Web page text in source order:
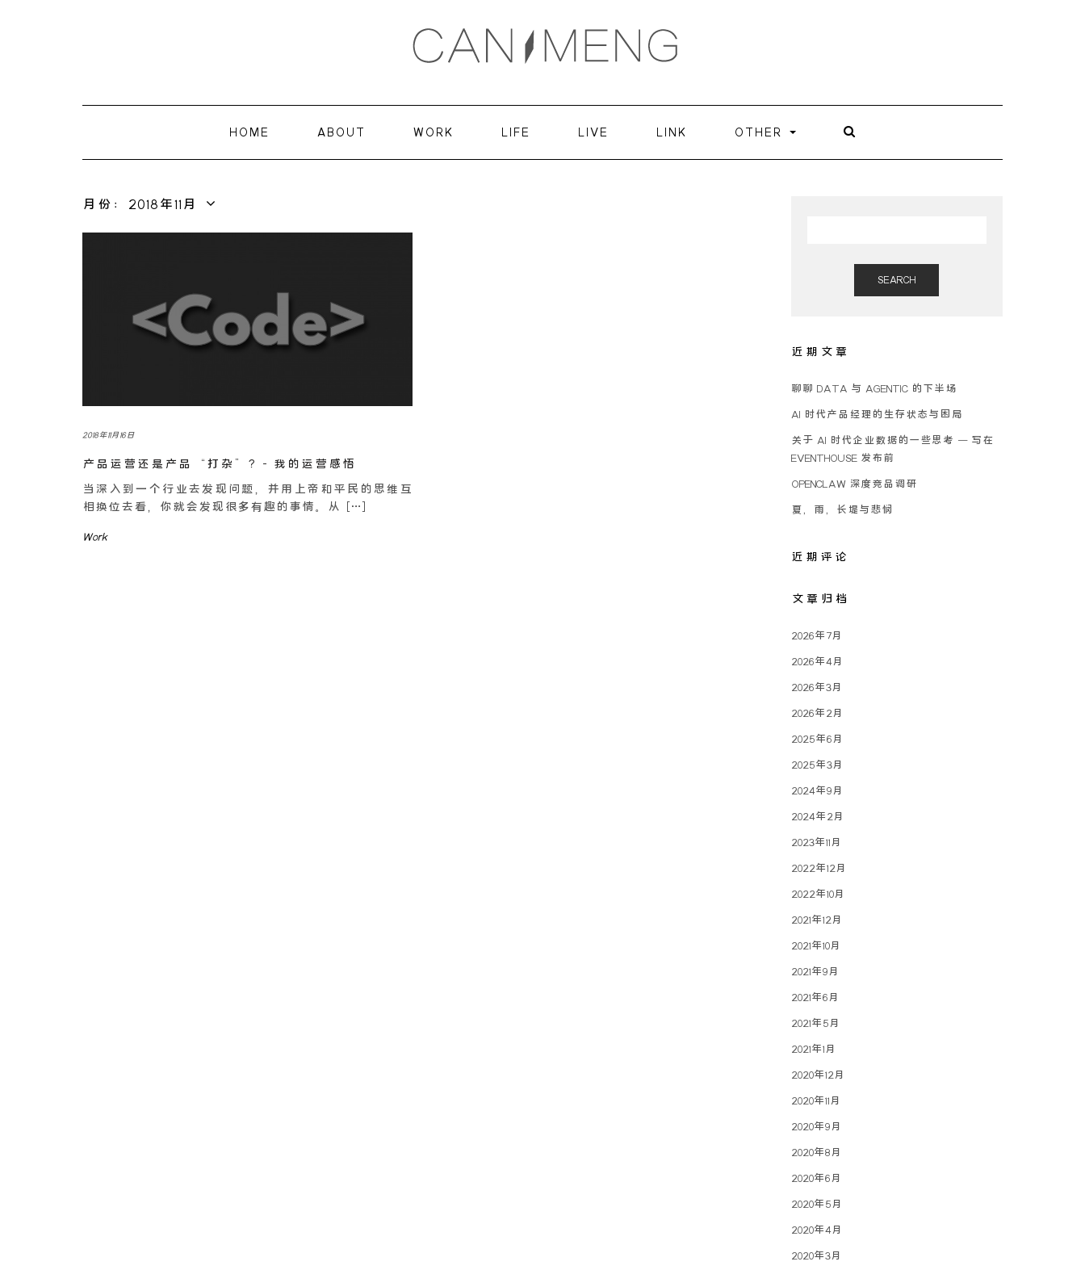
HOME ABOUT WORK LIFE LIVE LINK OTHER
月份：2018年11月
2018年11月16日
产品运营还是产品“打杂”？- 我的运营感悟
当深入到一个行业去发现问题，并用上帝和平民的思维互
相换位去看，你就会发现很多有趣的事情。从 […]
Work
SEARCH
近期文章
聊聊 DATA 与 AGENTIC 的下半场
AI 时代产品经理的生存状态与困局
关于 AI 时代企业数据的一些思考 – 写在
EVENTHOUSE 发布前
OPENCLAW 深度竞品调研
夏，雨，长堤与悲悯
近期评论
文章归档
2026年7月
2026年4月
2026年3月
2026年2月
2025年6月
2025年3月
2024年9月
2024年2月
2023年11月
2022年12月
2022年10月
2021年12月
2021年10月
2021年9月
2021年6月
2021年5月
2021年1月
2020年12月
2020年11月
2020年9月
2020年8月
2020年6月
2020年5月
2020年4月
2020年3月